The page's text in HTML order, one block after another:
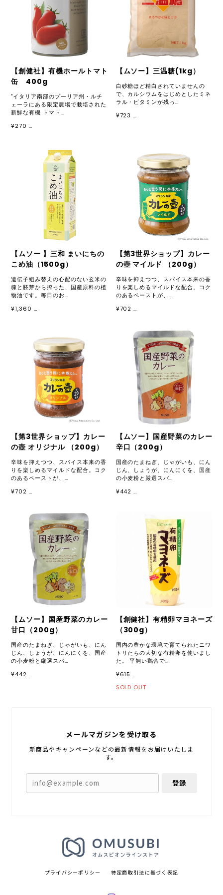
【創健社】有機ホールトマト
缶 400g
"イタリア南部のプーリア州・ルチ
ェーラにある限定農場で栽培された
新鮮な有機 トマト…
¥270 …
【ムソー】三温糖(1kg）
白砂糖ほど精白されていませんの
で、カルシウムをはじめとしたミネ
ラル・ビタミンが残っ…
¥723 …
【ムソー 】三和 まいにちの
こめ油（1500g）
遺伝子組み替えの心配のない玄米の
糠と胚芽から搾った、国産原料の植
物油です。毎日のお…
¥1,360 …
【第3世界ショップ】カレー
の壺 マイルド （200g）
辛味を抑えつつ、スパイス本来の香
りを楽しめるマイルドな配合。コク
のあるペーストが、…
¥702 …
【第3世界ショップ】カレー
の壺 オリジナル （200g）
辛味を抑えつつ、スパイス本来の香
りを楽しめるマイルドな配合。コク
のあるペーストが、…
¥702 …
【ムソー】国産野菜のカレー
辛口（200g）
国産のたまねぎ、じゃがいも、にん
じん、しょうが、にんにくを、国産
の小麦粉と厳選スパ…
¥442 …
【ムソー】国産野菜のカレー
甘口（200g）
国産のたまねぎ、じゃがいも、にん
じん、しょうが、にんにくを、国産
の小麦粉と厳選スパ…
¥442 …
【創健社】有精卵マヨネーズ
（300g）
国内の豊かな環境で育てられたニワ
トリたちの大切な有精卵を使いまし
た。 平飼い鶏舎で…
¥615 …
SOLD OUT
メールマガジンを受け取る
新商品やキャンペーンなどの最新情報をお届けいたしま
す。
登録
プライバシーポリシー 特定商取引法に基づく表記